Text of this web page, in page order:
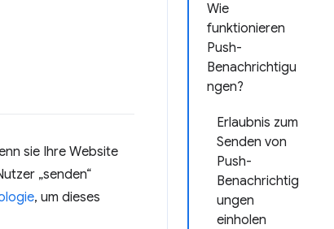
Wie
funktionieren
Push-
Benachrichtigu
ngen?
Erlaubnis zum
Senden von
Push-
Benachrichtig
ungen
einholen
sie Ihre Website
„senden“
, um dieses